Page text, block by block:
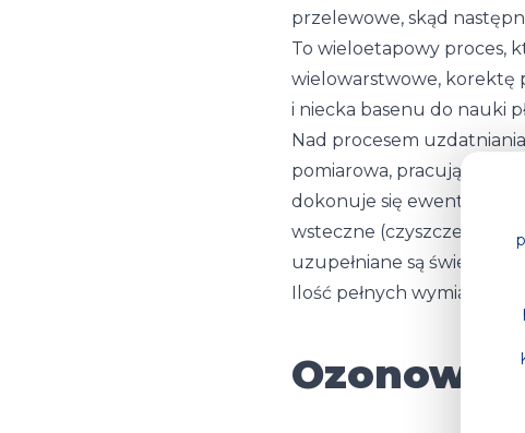
przelewowe, skąd
To wieloetapowy proces,
wielowarstwowe, korektę
i niecka basenu do nauki
Nad procesem
pomiarowa, pracująca
dokonuje się
wsteczne (czyszczenie)
uzupełniane są świeżą
Ilość pełnych wymian